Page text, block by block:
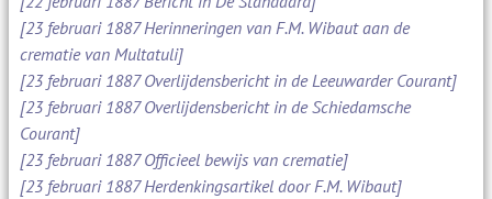
[23 februari 1887 Herinneringen van F.M. Wibaut aan de
crematie van Multatuli]
[23 februari 1887 Overlijdensbericht in de Leeuwarder Courant]
[23 februari 1887 Overlijdensbericht in de Schiedamsche
Courant]
[23 februari 1887 Officieel bewijs van crematie]
[23 februari 1887 Herdenkingsartikel door F.M. Wibaut]